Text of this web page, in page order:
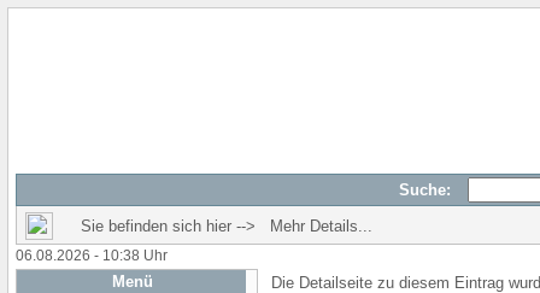
Suche:
Sie befinden sich hier --> Mehr Details...
06.08.2026 - 10:38 Uhr
Menü Die Detailseite zu diesem Eintrag